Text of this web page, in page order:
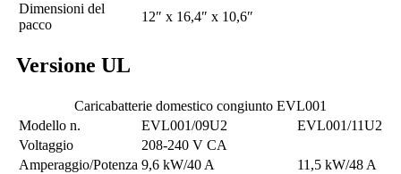
Dimensioni del
pacco
12″ x 16,4″ x 10,6″
Versione UL
Caricabatterie domestico congiunto EVL001
Modello n.
EVL001/09U2
EVL001/11U2
Voltaggio
208-240 V CA
Amperaggio/Potenza 9,6 kW/40 A
11,5 kW/48 A